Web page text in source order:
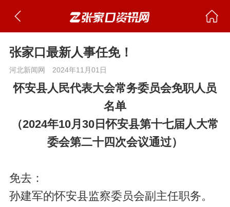
张家口最新人事任免！
河北新闻网 2024年11月01日
怀安县人民代表大会常务委员会免职人员
名单
（2024年10月30日怀安县第十七届人大常
委会第二十四次会议通过）
免去：
孙建军的怀安县监察委员会副主任职务。